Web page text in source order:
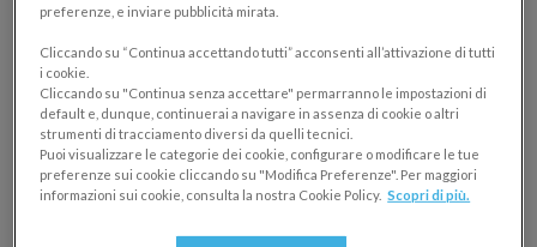
03/06/2015
Casi tipici di conflitto di interessi nell’assemblea di
condominio, un approfondimento sulle casistiche più
comuni. Il nono appuntamento della Rubrica
diGestione Condominio curata da Danea ed
Euroconference.
preferenze, e inviare pubblicità mirata.
Cliccando su “Continua accettando tutti” acconsenti all’attivazione di tutti
i cookie.
Cliccando su "Continua senza accettare" permarranno le impostazioni di
default e, dunque, continuerai a navigare in assenza di cookie o altri
strumenti di tracciamento diversi da quelli tecnici.
Puoi visualizzare le categorie dei cookie, configurare o modificare le tue
preferenze sui cookie cliccando su "Modifica Preferenze". Per maggiori
informazioni sui cookie, consulta la nostra Cookie Policy. Scopri di più.